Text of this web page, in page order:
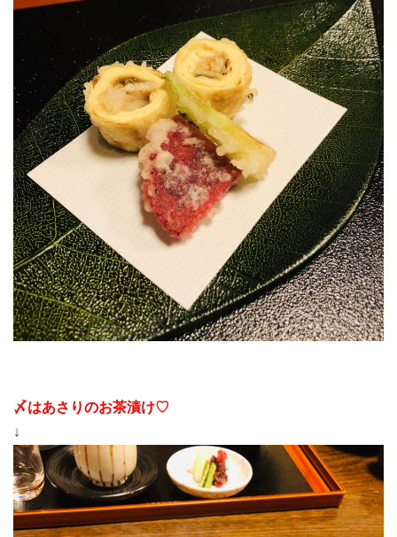
〆はあさりのお茶漬け♡
↓